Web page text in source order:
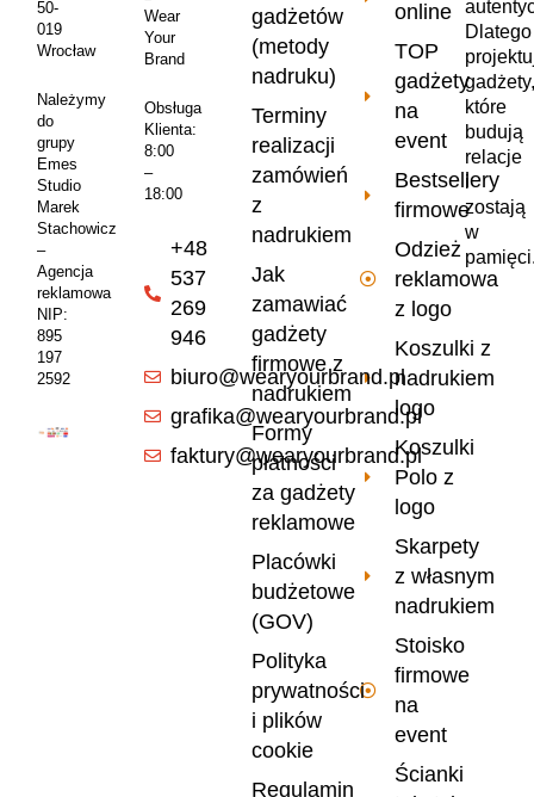
Dlatego
gadżety,
które
budują
relacje
i
zostają
w
online
TOP
gadżety
na
event
Bestsellery
firmowe
Odzież
reklamowa
z logo
Koszulki z
nadrukiem
logo
Koszulki
Polo z
logo
Skarpety
z własnym
nadrukiem
Stoisko
firmowe
na
event
Ścianki
gadżetów
(metody
nadruku)
Terminy
realizacji
zamówień
z
nadrukiem
Jak
zamawiać
gadżety
firmowe z
nadrukiem
Formy
płatności
za gadżety
reklamowe
Placówki
budżetowe
(GOV)
Polityka
prywatności
i plików
cookie
Regulamin
Wear
Your
Brand
Obsługa
Klienta:
8:00
–
18:00
+48
537
269
946
biuro@wearyourbrand.pl
grafika@wearyourbrand.pl
faktury@wearyourbrand.pl
50-
019
Wrocław
Należymy
do
grupy
Emes
Studio
Marek
Stachowicz
–
Agencja
reklamowa
NIP:
895
197
2592